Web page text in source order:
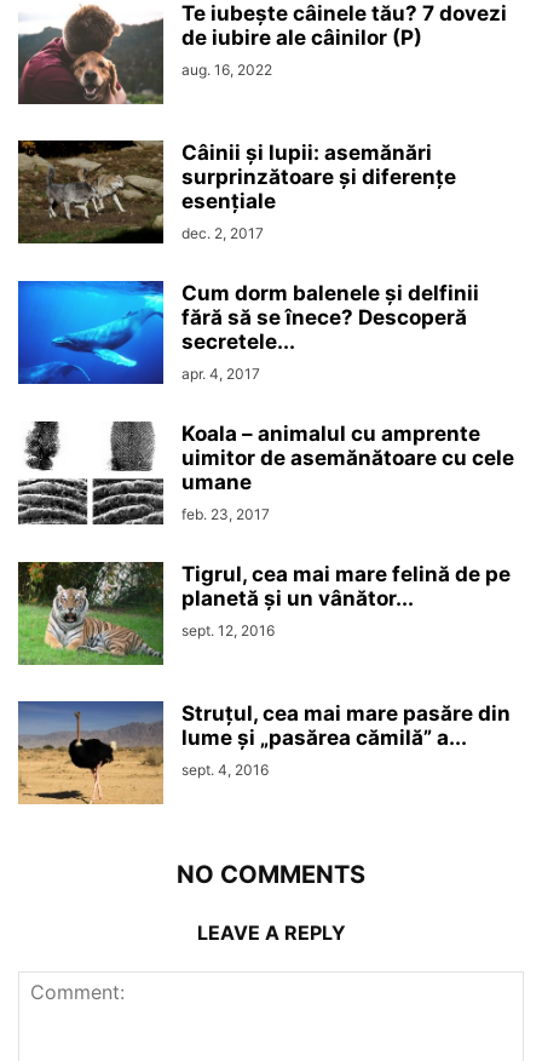
Te iubește câinele tău? 7 dovezi
de iubire ale câinilor (P)
aug. 16, 2022
Câinii și lupii: asemănări
surprinzătoare și diferențe
esențiale
dec. 2, 2017
Cum dorm balenele și delfinii
fără să se înece? Descoperă
secretele...
apr. 4, 2017
Koala – animalul cu amprente
uimitor de asemănătoare cu cele
umane
feb. 23, 2017
Tigrul, cea mai mare felină de pe
planetă și un vânător...
sept. 12, 2016
Struțul, cea mai mare pasăre din
lume și „pasărea cămilă” a...
sept. 4, 2016
NO COMMENTS
LEAVE A REPLY